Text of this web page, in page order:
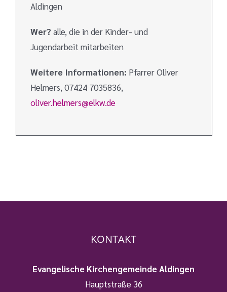
Aldingen
Wer? alle, die in der Kinder- und
Jugendarbeit mitarbeiten
Weitere Informationen: Pfarrer Oliver
Helmers, 07424 7035836,
oliver.helmers@elkw.de
KONTAKT
Evangelische Kirchengemeinde Aldingen
Hauptstraße 36